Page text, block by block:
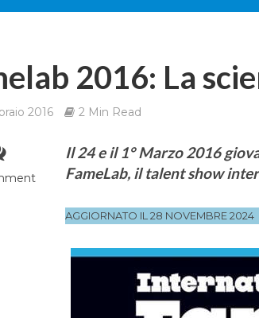
2016: La
2016 2 Min Read
Il 24 e il 1° Marzo 2016
FameLab, il talent show
AGGIORNATO IL 28 NOVEMBRE 2024